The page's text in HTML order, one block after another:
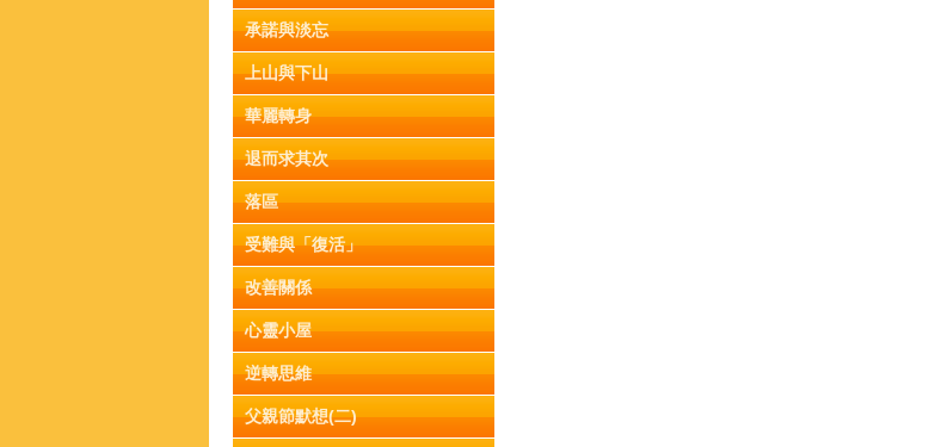
承諾與淡忘
上山與下山
華麗轉身
退而求其次
落區
受難與「復活」
改善關係
心靈小屋
逆轉思維
父親節默想(二)